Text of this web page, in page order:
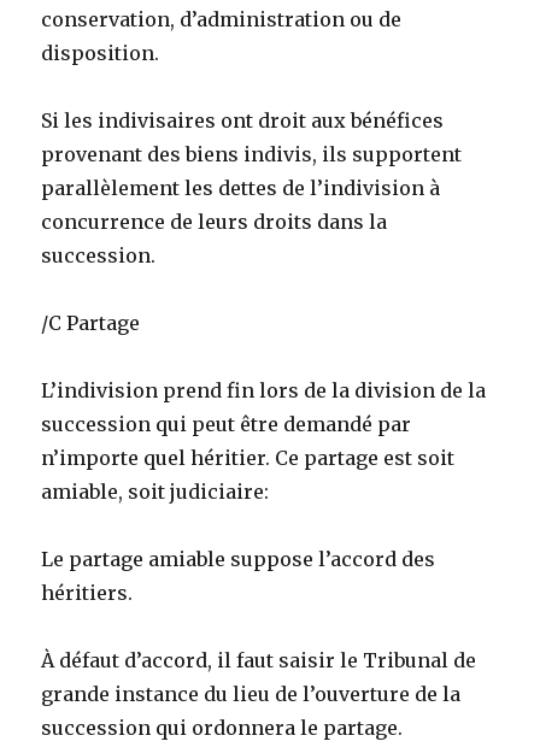
conservation, d’administration ou de
disposition.
Si les indivisaires ont droit aux bénéfices
provenant des biens indivis, ils supportent
parallèlement les dettes de l’indivision à
concurrence de leurs droits dans la
succession.
/C Partage
L’indivision prend fin lors de la division de la
succession qui peut être demandé par
n’importe quel héritier. Ce partage est soit
amiable, soit judiciaire:
Le partage amiable suppose l’accord des
héritiers.
À défaut d’accord, il faut saisir le Tribunal de
grande instance du lieu de l’ouverture de la
succession qui ordonnera le partage.